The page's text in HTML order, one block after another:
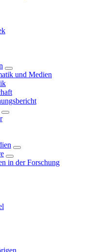
und Medien
in der Forschung